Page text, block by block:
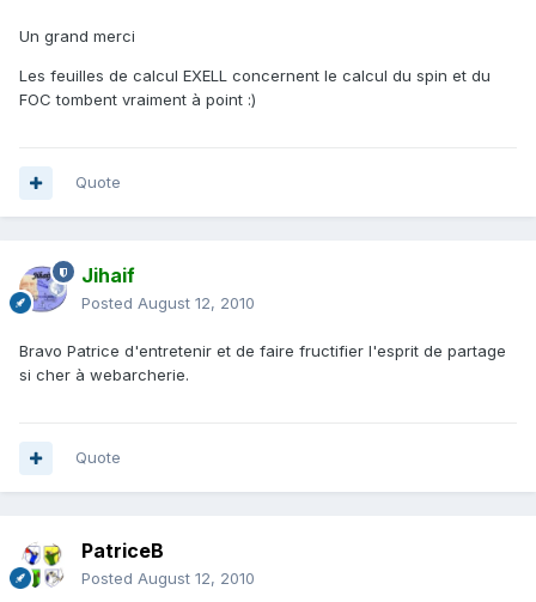
Un grand merci
Les feuilles de calcul EXELL concernent le calcul du spin et du
FOC tombent vraiment à point :)
Quote
Jihaif
Posted August 12, 2010
Bravo Patrice d'entretenir et de faire fructifier l'esprit de partage
si cher à webarcherie.
Quote
PatriceB
Posted August 12, 2010